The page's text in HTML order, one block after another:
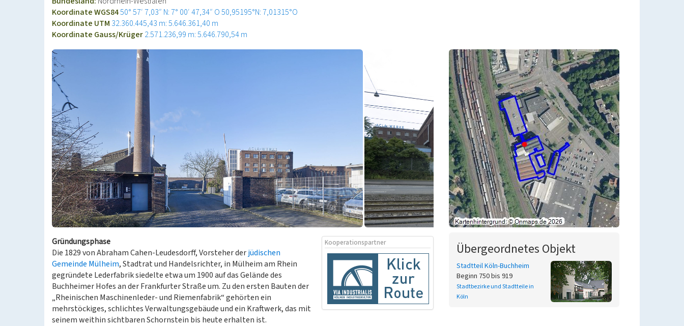
Koordinate WGS8450° 57′ 7,03″ N: 7° 00′ 47,34″ O50,95195°N: 7,01315°O
Koordinate UTM 32.360.445,43 m: 5.646.361,40 m
Koordinate Gauss/Krüger2.571.236,99 m: 5.646.790,54 m
Kooperationspartner
Gründungsphase
Die 1829 von Abraham Cahen-Leudesdorff, Vorsteher derjüdischen
Gemeinde Mülheim, Stadtrat und Handelsrichter, in Mülheim am Rhein
gegründete Lederfabrik siedelte etwa um 1900 auf das Gelände des
Buchheimer Hofes an der Frankfurter Straße um. Zu den ersten Bauten der
„Rheinischen Maschinenleder- und Riemenfabrik“ gehörten ein
mehrstöckiges, schlichtes Verwaltungsgebäude und ein Kraftwerk, das mit
seinem weithin sichtbaren Schornstein bis heute erhalten ist.
Übergeordnetes Objekt
Stadtteil Köln-Buchheim
Beginn 750 bis 919
Stadtbezirke und Stadtteile in
Köln